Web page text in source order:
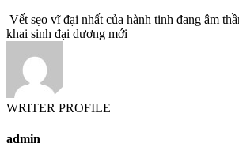
Vết sẹo vĩ đại nhất của hành tinh đang âm
khai sinh đại dương mới
WRITER PROFILE
admin